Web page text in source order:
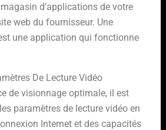
d’applications de votre
web du fournisseur. Une
une application qui fonctionne
De Lecture Vidéo
de visionnage optimale, il est
paramètres de lecture vidéo en
Internet et des capacités